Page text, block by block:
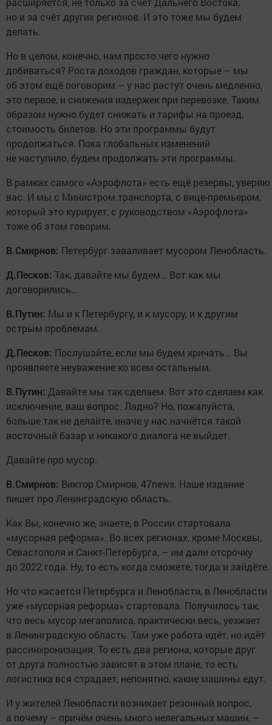
но и за счёт других регионов. И это тоже мы будем
делать.
Но в целом, конечно, нам просто чего нужно
добиваться? Роста доходов граждан, которые – мы
об этом ещё поговорим – у нас растут очень медленно,
это первое, и снижения издержек при перевозке. Таким
образом нужно будет снижать и тарифы на проезд,
стоимость билетов. Но эти программы будут
продолжаться. Пока глобальных изменений
не наступило, будем продолжать эти программы.
В рамках самого «Аэрофлота» есть ещё резервы, уверяю
вас. И мы с Министром транспорта, с вице-премьером,
который это курирует, с руководством «Аэрофлота»
тоже об этом говорим.
В.Смирнов: Петербург заваливает мусором Ленобласть.
Д.Песков: Так, давайте мы будем… Вот как мы
договорились…
В.Путин: Мы и к Петербургу, и к мусору, и к другим
острым проблемам.
Д.Песков: Послушайте, если мы будем кричать… Вы
проявляете неуважение ко всем остальным.
В.Путин: Давайте мы так сделаем. Вот это сделаем как
исключение, ваш вопрос. Ладно? Но, пожалуйста,
больше так не делайте, иначе у нас начнётся такой
восточный базар и никакого диалога не выйдет.
Давайте про мусор.
В.Смирнов: Виктор Смирнов, 47news. Наше издание
пишет про Ленинградскую область.
Как Вы, конечно же, знаете, в России стартовала
«мусорная реформа». Во всех регионах, кроме Москвы,
Севастополя и Санкт-Петербурга, – им дали отсрочку
до 2022 года. Ну, то есть когда сможете, тогда и зайдёте.
Но что касается Петербурга и Ленобласти, в Ленобласти
уже «мусорная реформа» стартовала. Получилось так,
что весь мусор мегаполиса, практически весь, уезжает
в Ленинградскую область. Там уже работа идёт, но идёт
рассинхронизация. То есть два региона, которые друг
от друга полностью зависят в этом плане, то есть
логистика вся страдает, непонятно, какие машины едут.
И у жителей Ленобласти возникает резонный вопрос,
а почему – причём очень много нелегальных машин, –